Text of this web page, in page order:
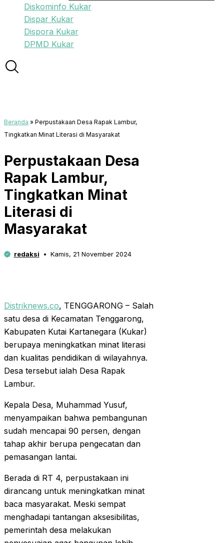
Diskominfo Kukar
Dispar Kukar
Dispora Kukar
DPMD Kukar
Beranda » Perpustakaan Desa Rapak Lambur,
Tingkatkan Minat Literasi di Masyarakat
Perpustakaan Desa
Rapak Lambur,
Tingkatkan Minat
Literasi di
Masyarakat
redaksi Kamis, 21 November 2024
Distriknews.co, TENGGARONG – Salah
satu desa di Kecamatan Tenggarong,
Kabupaten Kutai Kartanegara (Kukar)
berupaya meningkatkan minat literasi
dan kualitas pendidikan di wilayahnya.
Desa tersebut ialah Desa Rapak
Lambur.
Kepala Desa, Muhammad Yusuf,
menyampaikan bahwa pembangunan
sudah mencapai 90 persen, dengan
tahap akhir berupa pengecatan dan
pemasangan lantai.
Berada di RT 4, perpustakaan ini
dirancang untuk meningkatkan minat
baca masyarakat. Meski sempat
menghadapi tantangan aksesibilitas,
pemerintah desa melakukan